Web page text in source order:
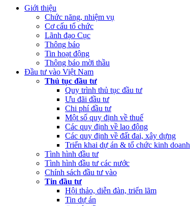
Giới thiệu
Chức năng, nhiệm vụ
Cơ cấu tổ chức
Lãnh đạo Cục
Thông báo
Tin hoạt động
Thông báo mời thầu
Đầu tư vào Việt Nam
Thủ tục đầu tư
Quy trình thủ tục đầu tư
Ưu đãi đầu tư
Chi phí đầu tư
Một số quy định về thuế
Các quy định về lao động
Các quy định về đất đai, xây dựng
Triển khai dự án & tổ chức kinh doanh
Tình hình đầu tư
Tình hình đầu tư các nước
Chính sách đầu tư vào
Tin đầu tư
Hội thảo, diễn đàn, triển lãm
Tin dự án